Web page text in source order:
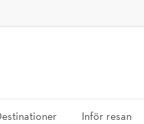
Inför resan